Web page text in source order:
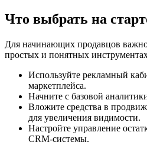
Что выбрать на
Для начинающих продавцов
простых и понятных
Используйте рекламный
маркетплейса.
Начните с базовой
Вложите средства в
для увеличения видимости.
Настройте управление
CRM-системы.